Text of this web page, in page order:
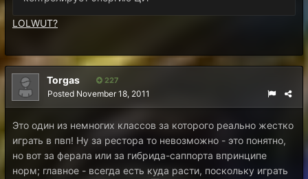
LOLWUT?
Torgas 227
Posted November 18, 2011
Это один из немногих классов за которого реально жестко
играть в пвп! Ну за рестора то невозможно - это понятно,
но вот за ферала или за гибрида-саппорта впринципе
норм; главное - всегда есть куда расти, поскольку играть